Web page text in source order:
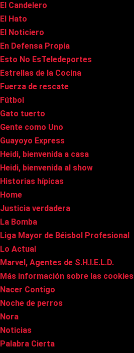
El Candelero
El Hato
El Noticiero
En Defensa Propia
Esto No EsTeledeportes
Estrellas de la Cocina
Fuerza de rescate
Fútbol
Gato tuerto
Gente como Uno
Guayoyo Express
Heidi, bienvenida a casa
Heidi, bienvenida al show
Historias hípicas
Home
Justicia verdadera
La Bomba
Liga Mayor de Béisbol Profesional
Lo Actual
Marvel, Agentes de S.H.I.E.L.D.
Más información sobre las cookies
Nacer Contigo
Noche de perros
Nora
Noticias
Palabra Cierta